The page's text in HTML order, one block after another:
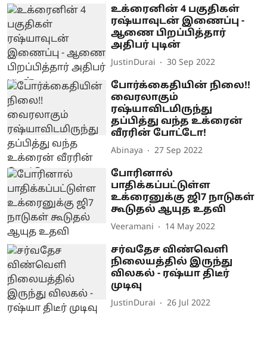
உக்ரைனின் 4 பகுதிகள்
ரஷ்யாவுடன் இணைப்பு -
ஆணை பிறப்பித்தார்
அதிபர் புடின்
JustinDurai 30 Sep 2022
போர்க்கைதியின் நிலை!!
வைரலாகும்
ரஷ்யாவிடமிருந்து
தப்பித்து வந்த உக்ரைன்
வீரரின் போட்டோ!
Abinaya 27 Sep 2022
போரினால்
பாதிக்கப்பட்டுள்ள
உக்ரைனுக்கு ஜி7 நாடுகள்
கூடுதல் ஆயுத உதவி
Veeramani 14 May 2022
சர்வதேச விண்வெளி
நிலையத்தில் இருந்து
விலகல் - ரஷ்யா திடீர்
முடிவு
JustinDurai 26 Jul 2022